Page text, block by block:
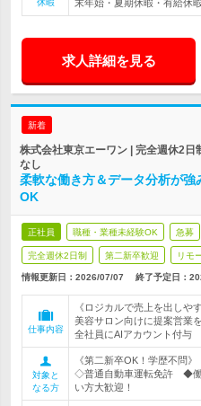
休暇
末年始・夏期休暇・有給休
求人詳細を見る
新着
株式会社東京エーワン | 完全週休2
なし
柔軟な働き方＆データ分析が
OK
正社員 職種・業種未経験OK 急募
完全週休2日制 第二新卒歓迎 リモ
情報更新日：2026/07/07 終了予定日：
仕事内容
《ロジカルで売上を出しや
美容サロン向けに提案営業
全社員にAIアカウント付与
対象と
なる方
《第二新卒OK！学歴不問
◇普通自動車運転免許 ◆働
い方大歓迎！